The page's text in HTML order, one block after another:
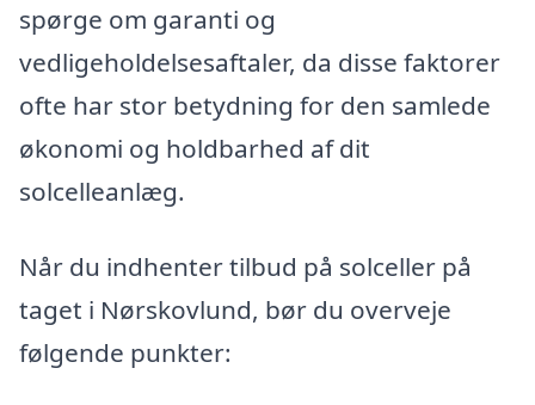
spørge om garanti og
vedligeholdelsesaftaler, da disse faktorer
ofte har stor betydning for den samlede
økonomi og holdbarhed af dit
solcelleanlæg.
Når du indhenter tilbud på solceller på
taget i Nørskovlund, bør du overveje
følgende punkter: